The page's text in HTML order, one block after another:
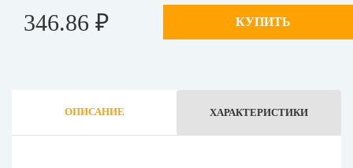
346.86 ₽ КУПИТЬ
ОПИСАНИЕ ХАРАКТЕРИСТИКИ